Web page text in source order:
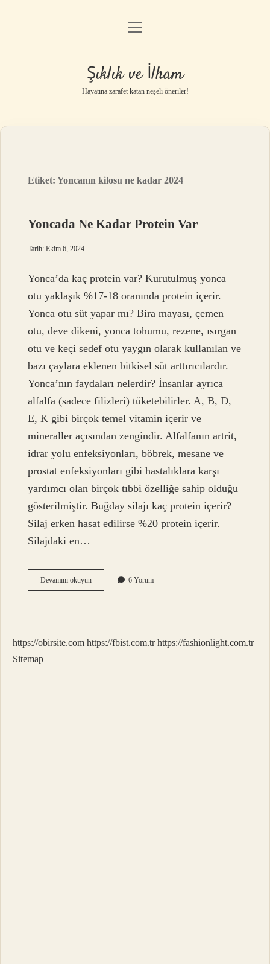
Anasayfa
Gizlilik Politikası
Yasal Uyarı
menüyü
Şıklık ve İlham
Hayatına zarafet katan neşeli öneriler!
Etiket:Yoncanın kilosu ne kadar 2024
Yoncada Ne Kadar Protein Var
Tarih: Ekim 6, 2024
Yonca’da kaç protein var? Kurutulmuş yonca
otu yaklaşık %17-18 oranında protein içerir.
Yonca otu süt yapar mı? Bira mayası, çemen
otu, deve dikeni, yonca tohumu, rezene, ısırgan
otu ve keçi sedef otu yaygın olarak kullanılan ve
bazı çaylara eklenen bitkisel süt arttırıcılardır.
Yonca’nın faydaları nelerdir? İnsanlar ayrıca
alfalfa (sadece filizleri) tüketebilirler. A, B, D,
E, K gibi birçok temel vitamin içerir ve
mineraller açısından zengindir. Alfalfanın artrit,
idrar yolu enfeksiyonları, böbrek, mesane ve
prostat enfeksiyonları gibi hastalıklara karşı
yardımcı olan birçok tıbbi özelliğe sahip olduğu
gösterilmiştir. Buğday silajı kaç protein içerir?
Silaj erken hasat edilirse %20 protein içerir.
Silajdaki en…
Devamını okuyunYoncada
Ne
6 Yorum
https://obirsite.com https://fbist.com.tr https://fashionlight.com.tr
Sitemap